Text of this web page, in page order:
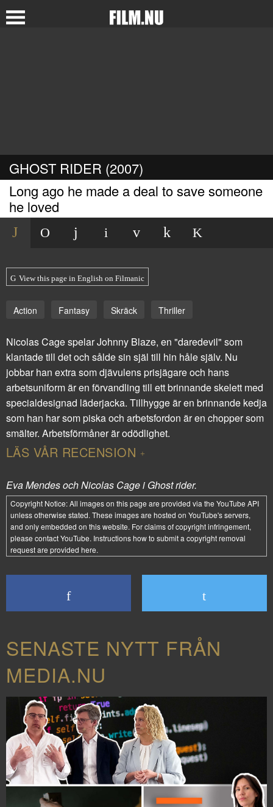
GHOST RIDER (2007)
Long ago he made a deal to save someone
he loved
View this page in English on Filmanic
Action Fantasy Skräck Thriller
Nicolas Cage spelar Johnny Blaze, en "daredevil" som
klantade till det och sålde sin själ till hin håle själv. Nu
jobbar han extra som djävulens prisjägare och hans
arbetsuniform är en förvandling till ett brinnande skelett med
specialdesignad läderjacka. Tillhygge är en brinnande kedja
som han har som piska och arbetsfordon är en chopper som
smälter. Arbetsförmåner är odödlighet.
LÄS VÅR RECENSION
Eva Mendes och Nicolas Cage i Ghost rider.
Copyright Notice:All images on this page are provided via the YouTube API
unless otherwise stated. These images are hosted on YouTube's servers,
and only embedded on this website. For claims of copyright infringement,
please contact YouTube. Instructions how to submit a copyright removal
request are provided here.
SENASTE NYTT FRÅN
MEDIA.NU